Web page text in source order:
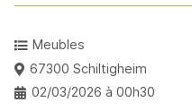
Meubles
67300 Schiltigheim
02/03/2026 à 00h30